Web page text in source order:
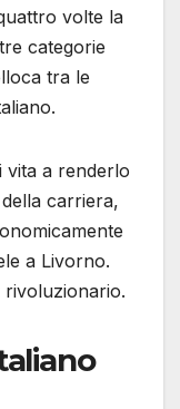
volte la
categorie
tra le
vita a renderlo
carriera,
a Livorno.
rivoluzionario.